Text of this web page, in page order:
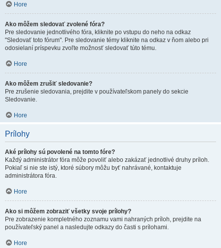
Hore
Ako môžem sledovať zvolené fóra?
Pre sledovanie jednotlivého fóra, kliknite po vstupu do neho na odkaz
"Sledovať toto fórum". Pre sledovanie témy kliknite na odkaz v ňom alebo pri
odosielaní príspevku zvoľte možnosť sledovať túto tému.
Hore
Ako môžem zrušiť sledovanie?
Pre zrušenie sledovania, prejdite v používateľskom panely do sekcie
Sledovanie.
Hore
Prílohy
Aké prílohy sú povolené na tomto fóre?
Každý administrátor fóra môže povoliť alebo zakázať jednotlivé druhy príloh.
Pokiaľ si nie ste istý, ktoré súbory môžu byť nahrávané, kontaktuje
administrátora fóra.
Hore
Ako si môžem zobraziť všetky svoje prílohy?
Pre zobrazenie kompletného zoznamu vami nahraných príloh, prejdite na
používateľský panel a nasledujte odkazy do časti s prílohami.
Hore